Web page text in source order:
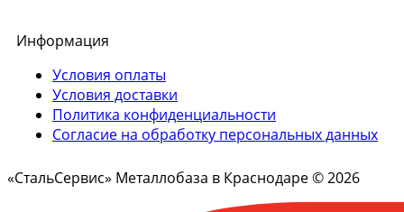
Информация
Условия оплаты
Условия доставки
Политика конфиденциальности
Согласие на обработку персональных данных
«СтальСервис» Металлобаза в Краснодаре © 2026